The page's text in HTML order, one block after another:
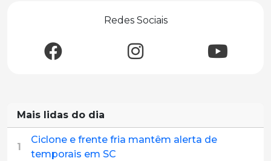
Redes Sociais
Mais lidas do dia
1
Ciclone e frente fria mantêm alerta de
temporais em SC